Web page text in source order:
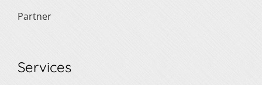
Partner
Services